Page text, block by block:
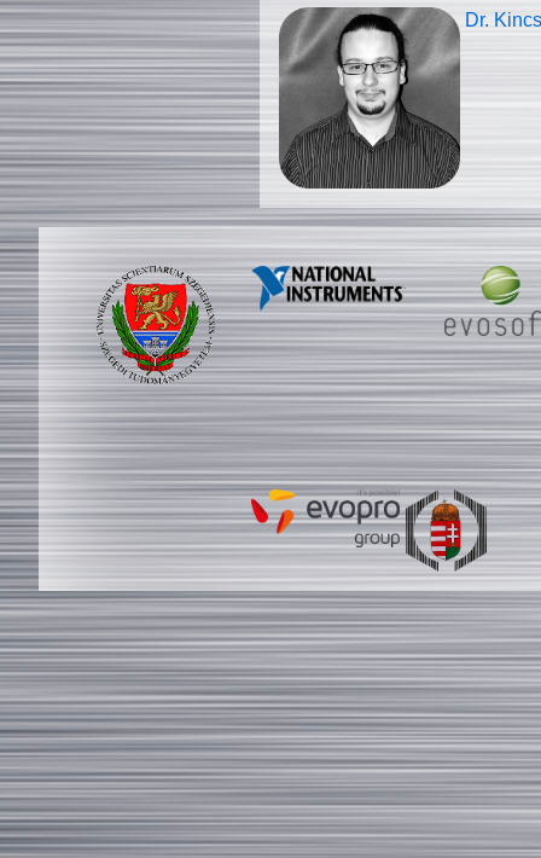
Dr.